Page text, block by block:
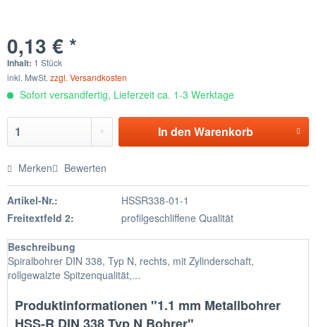
0,13 € *
Inhalt: 1 Stück
inkl. MwSt. zzgl. Versandkosten
Sofort versandfertig, Lieferzeit ca. 1-3 Werktage
In den Warenkorb
Merken Bewerten
Artikel-Nr.:
HSSR338-01-1
Freitextfeld 2:
profilgeschliffene Qualität
Beschreibung
Spiralbohrer DIN 338, Typ N, rechts, mit Zylinderschaft,
rollgewalzte Spitzenqualität,...
Produktinformationen "1.1 mm Metallbohrer